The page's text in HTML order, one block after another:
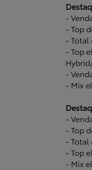
-
- Top
- Total
- Top
-
- Mix
-
- Top
- Total
- Top
- Mix